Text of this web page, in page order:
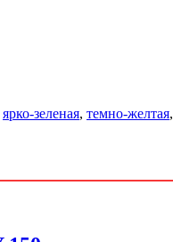
ярко-зеленая, темно-желтая,